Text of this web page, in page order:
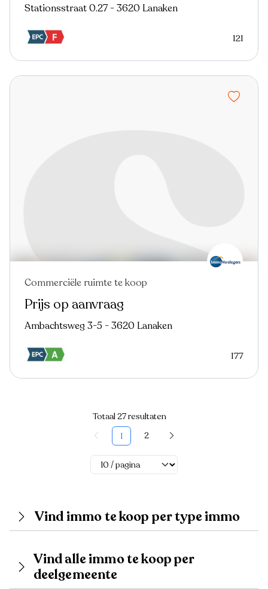
Stationsstraat 0.27 - 3620 Lanaken
121
Commerciële ruimte te koop
Prijs op aanvraag
Ambachtsweg 3-5 - 3620 Lanaken
177
Totaal 27 resultaten
1
2
Vind immo te koop per type immo
Vind alle immo te koop per
deelgemeente